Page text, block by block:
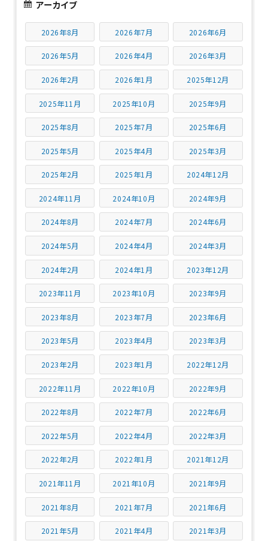
アーカイブ
2026年8月 2026年7月 2026年6月
2026年5月 2026年4月 2026年3月
2026年2月 2026年1月 2025年12月
2025年11月 2025年10月 2025年9月
2025年8月 2025年7月 2025年6月
2025年5月 2025年4月 2025年3月
2025年2月 2025年1月 2024年12月
2024年11月 2024年10月 2024年9月
2024年8月 2024年7月 2024年6月
2024年5月 2024年4月 2024年3月
2024年2月 2024年1月 2023年12月
2023年11月 2023年10月 2023年9月
2023年8月 2023年7月 2023年6月
2023年5月 2023年4月 2023年3月
2023年2月 2023年1月 2022年12月
2022年11月 2022年10月 2022年9月
2022年8月 2022年7月 2022年6月
2022年5月 2022年4月 2022年3月
2022年2月 2022年1月 2021年12月
2021年11月 2021年10月 2021年9月
2021年8月 2021年7月 2021年6月
2021年5月 2021年4月 2021年3月